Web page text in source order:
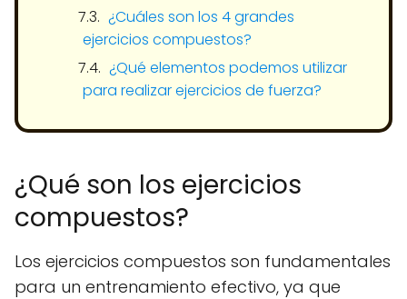
¿Cuáles son los 4 grandes
ejercicios compuestos?
¿Qué elementos podemos utilizar
para realizar ejercicios de fuerza?
¿Qué son los ejercicios
compuestos?
Los ejercicios compuestos son fundamentales
para un entrenamiento efectivo, ya que